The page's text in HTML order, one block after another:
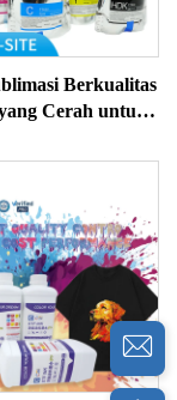
Berkualitas
Cerah untuk
Sure Color